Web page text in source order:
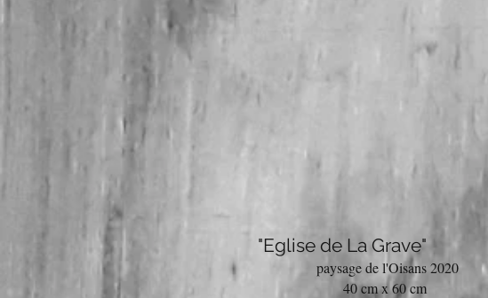
"Eglise de La Grave"
paysage de l'Oisans 2020
40 cm x 60 cm